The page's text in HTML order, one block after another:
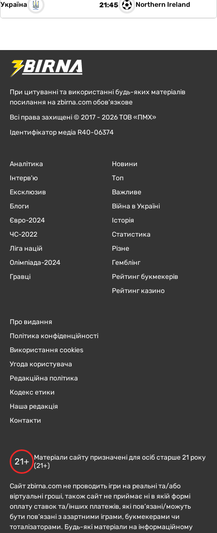
Україна 21:45 Northern Ireland
При цитуванні та використанні будь-яких матеріалів
посилання на zbirna.com обов'язкове
Всі права захищені © 2017 - 2026 ТОВ «ПМХ»
Ідентифікатор медіа R40-06374
Аналітика
Інтерв'ю
Ексклюзив
Блоги
Євро-2024
ЧC-2022
Ліга націй
Олімпіада-2024
Гравці
Новини
Топ
Важливе
Війна в Україні
Історія
Статистика
Різне
Гемблінг
Рейтинг букмекерів
Рейтинг казино
Про видання
Політика конфіденційності
Використання cookies
Угода користувача
Редакційна політика
Кодекс етики
Наша редакція
Контакти
21+
Матеріали сайту призначені для осіб старше 21 року
(21+)
Сайт zbirna.com не проводить ігри на реальні та/або
віртуальні гроші, також сайт не приймає ні в якій формі
оплату ставок та/інших платежів, які пов’язані/можуть
бути пов’язані з азартними іграми, букмекерами чи
тоталізаторами. Будь-які матеріали на інформаційному